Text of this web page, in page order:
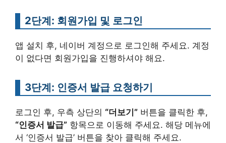
2단계: 회원가입 및 로그인
앱 설치 후, 네이버 계정으로 로그인해 주세요. 계정
이 없다면 회원가입을 진행하셔야 해요.
3단계: 인증서 발급 요청하기
로그인 후, 우측 상단의 “더보기” 버튼을 클릭한 후,
“인증서 발급” 항목으로 이동해 주세요. 해당 메뉴에
서 ‘인증서 발급’ 버튼을 찾아 클릭해 주세요.